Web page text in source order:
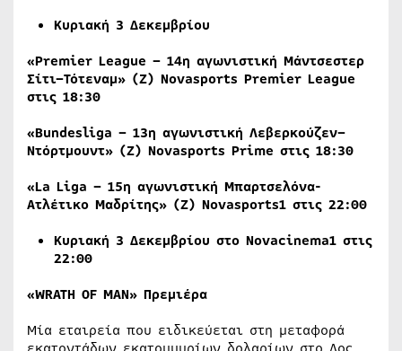
Κυριακή 3 Δεκεμβρίου
«Premier League – 14η αγωνιστική Μάντσεστερ
Σίτι–Τότεναμ» (Ζ) Novasports Premier League
στις 18:30
«Bundesliga – 13η αγωνιστική Λεβερκούζεν–
Ντόρτμουντ» (Ζ) Novasports Prime στις 18:30
«La Liga – 15η αγωνιστική Μπαρτσελόνα-
Ατλέτικο Μαδρίτης» (Ζ) Novasports1 στις 22:00
Κυριακή 3 Δεκεμβρίου στο Novacinema1 στις
22:00
«WRATH OF MAN» Πρεμιέρα
Μία εταιρεία που ειδικεύεται στη μεταφορά